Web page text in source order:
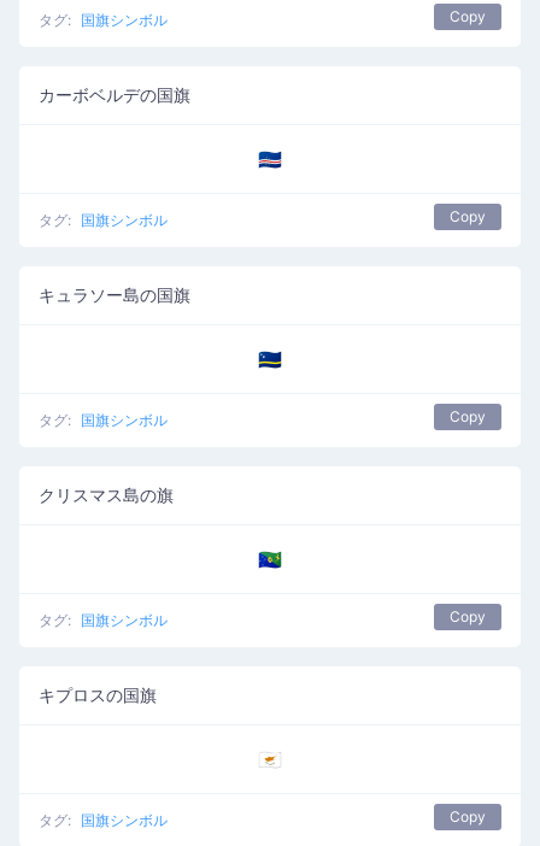
タグ: 国旗シンボル Copy
カーボベルデの国旗
🇨🇻
タグ: 国旗シンボル Copy
キュラソー島の国旗
🇨🇼
タグ: 国旗シンボル Copy
クリスマス島の旗
🇨🇽
タグ: 国旗シンボル Copy
キプロスの国旗
🇨🇾
タグ: 国旗シンボル Copy